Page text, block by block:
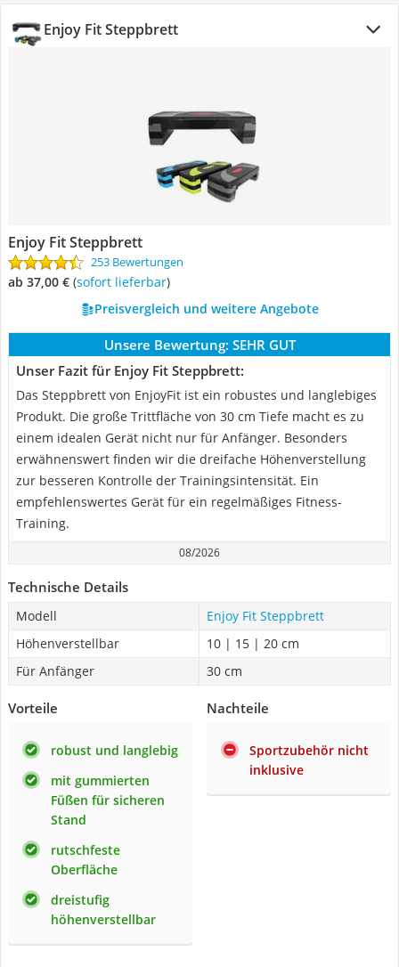
Enjoy Fit Steppbrett
Enjoy Fit Steppbrett
253 Bewertungen
ab 37,00 € ( Sofort lieferbar)
Preisvergleich und weitere Angebote
Unsere Bewertung: SEHR GUT
Unser Fazit für Enjoy Fit Steppbrett:
Das Steppbrett von EnjoyFit ist ein robustes und langlebiges
Produkt. Die große Trittfläche von 30 cm Tiefe macht es zu
einem idealen Gerät nicht nur für Anfänger. Besonders
erwähnenswert finden wir die dreifache Höhenverstellung
zur besseren Kontrolle der Trainingsintensität. Ein
empfehlenswertes Gerät für ein regelmäßiges Fitness-
Training.
08/2026
Technische Details
Modell
Enjoy Fit Steppbrett
Höhenverstellbar
10 | 15 | 20 cm
Für Anfänger
30 cm
Vorteile
robust und langlebig
mit gummierten
Füßen für sicheren
Stand
rutschfeste
Oberfläche
dreistufig
höhenverstellbar
Nachteile
Sportzubehör nicht
inklusive